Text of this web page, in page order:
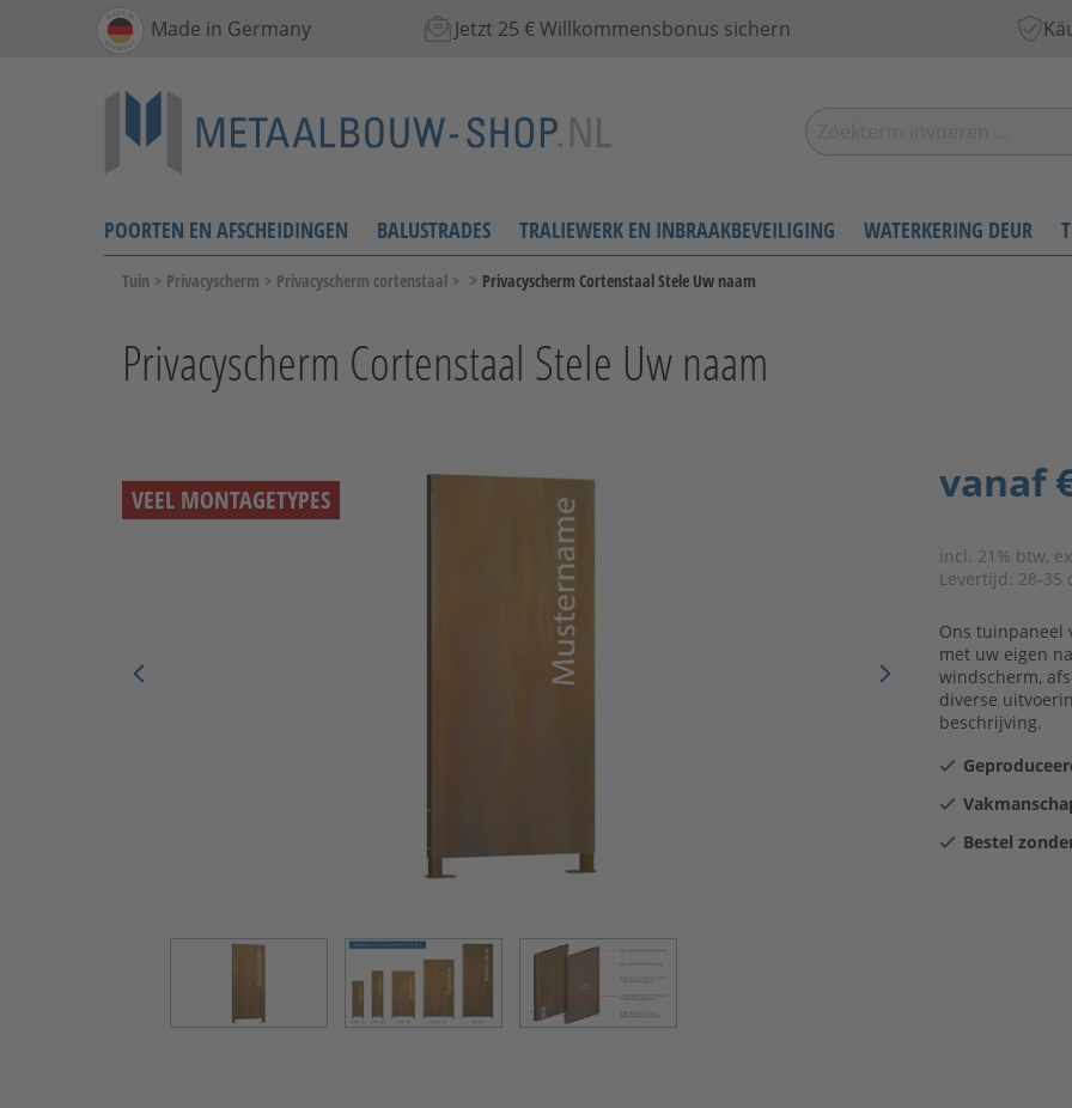
Made in Germany Jetzt 25 € Willkommensbonus sichern
POORTEN EN AFSCHEIDINGEN BALUSTRADES TRALIEWERK EN INBRAAKBEVEILIGING WATERKERING DEUR
Tuin > Privacyscherm > Privacyscherm cortenstaal > > Privacyscherm Cortenstaal Stele Uw naam
Privacyscherm Cortenstaal Stele Uw naam
VEEL MONTAGETYPES vanaf
incl. 21% btw,
Levertijd: 28-35
Ons tuinpaneel
met uw eigen
windscherm,
diverse
beschrijving.
Bestel